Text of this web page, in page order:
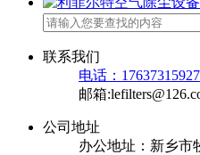
联系我们
电话：17637315927
邮箱
公司地址
办公地址：新乡市